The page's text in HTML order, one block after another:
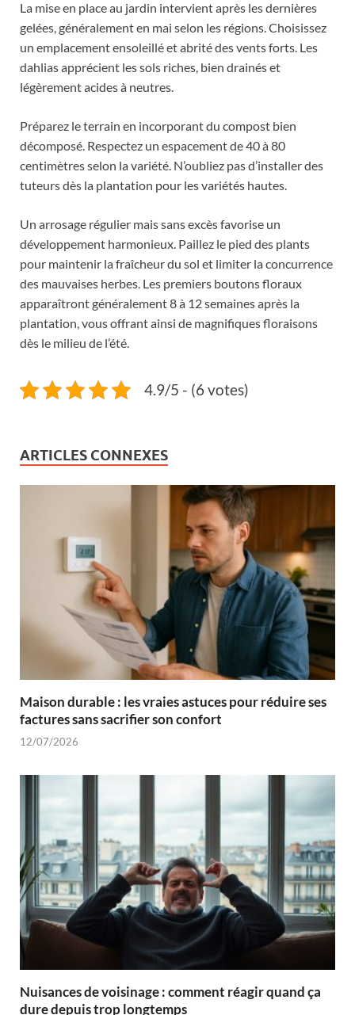
La mise en place au jardin intervient après les dernières
gelées, généralement en mai selon les régions. Choisissez
un emplacement ensoleillé et abrité des vents forts. Les
dahlias apprécient les sols riches, bien drainés et
légèrement acides à neutres.
Préparez le terrain en incorporant du compost bien
décomposé. Respectez un espacement de 40 à 80
centimètres selon la variété. N’oubliez pas d’installer des
tuteurs dès la plantation pour les variétés hautes.
Un arrosage régulier mais sans excès favorise un
développement harmonieux. Paillez le pied des plants
pour maintenir la fraîcheur du sol et limiter la concurrence
des mauvaises herbes. Les premiers boutons floraux
apparaîtront généralement 8 à 12 semaines après la
plantation, vous offrant ainsi de magnifiques floraisons
dès le milieu de l’été.
4.9/5 - (6 votes)
ARTICLES CONNEXES
Maison durable : les vraies astuces pour réduire ses
factures sans sacrifier son confort
12/07/2026
Nuisances de voisinage : comment réagir quand ça
dure depuis trop longtemps